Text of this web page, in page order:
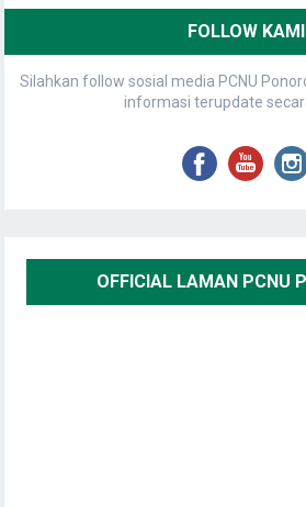
FOLLOW KAMI
Silahkan follow sosial media PCNU
informasi terupdate
OFFICIAL LAMAN PCNU